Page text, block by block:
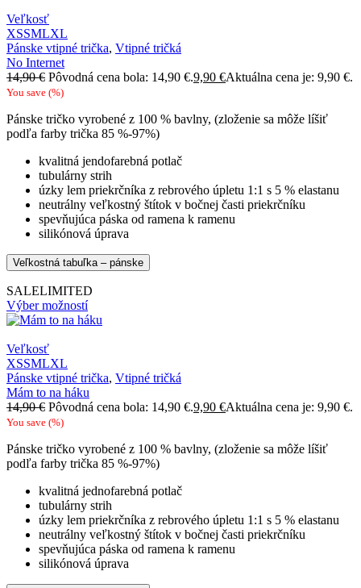
Veľkosť
XSSMLXL
Pánske vtipné trička, Vtipné tričká
No Internet
14,90€ Pôvodná cena bola: 14,90 €.9,90 €Aktuálna cena je: 9,90 €.
You save (%)
Pánske tričko vyrobené z 100 % bavlny, (zloženie sa môže líšiť
podľa farby trička 85 %-97%)
kvalitná jendofarebná potlač
tubulárny strih
úzky lem priekrčníka z rebrového úpletu 1:1 s 5 % elastanu
neutrálny veľkostný štítok v bočnej časti priekrčníku
spevňujúca páska od ramena k ramenu
silikónová úprava
Veľkostná tabuľka – pánske
SALELIMITED
Výber možností
Veľkosť
XSSMLXL
Pánske vtipné trička, Vtipné tričká
Mám to na háku
14,90€ Pôvodná cena bola: 14,90 €.9,90 €Aktuálna cena je: 9,90 €.
You save (%)
Pánske tričko vyrobené z 100 % bavlny, (zloženie sa môže líšiť
podľa farby trička 85 %-97%)
kvalitná jednofarebná potlač
tubulárny strih
úzky lem priekrčníka z rebrového úpletu 1:1 s 5 % elastanu
neutrálny veľkostný štítok v bočnej časti priekrčníku
spevňujúca páska od ramena k ramenu
silikónová úprava